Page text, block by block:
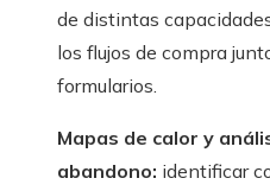
de distintas
los flujos de compra
formularios.
Mapas de calor y
abandono: identificar